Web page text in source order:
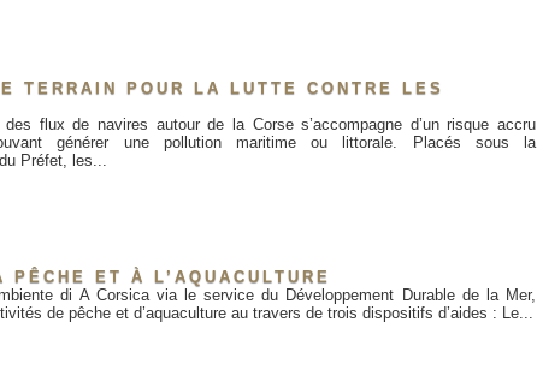
TERRAIN POUR LA LUTTE CONTRE LES
des flux de navires autour de la Corse s’accompagne d’un risque accru
générer une pollution maritime ou littorale. Placés sous la
Préfet, les...
ET À L’AQUACULTURE
di A Corsica via le service du Développement Durable de la Mer,
de pêche et d’aquaculture au travers de trois dispositifs d’aides : Le...